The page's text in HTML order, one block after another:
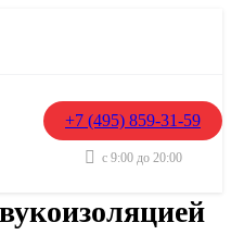
+7 (495) 859-31-59
с 9:00 до 20:00